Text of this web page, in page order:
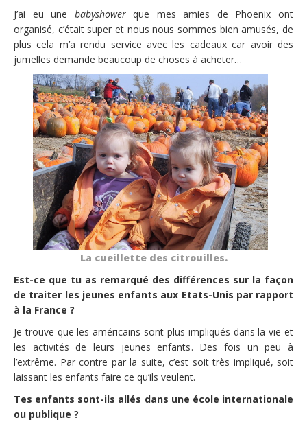
J’ai eu une babyshowerque mes amies de Phoenix ont
organisé, c’était super et nous nous sommes bien amusés, de
plus cela m’a rendu service avec les cadeaux car avoir des
jumelles demande beaucoup de choses à acheter…
La cueillette des citrouilles.
Est-ce que tu as remarqué des différences sur la façon
de traiter les jeunes enfants aux Etats-Unis par rapport
à la France ?
Je trouve que les américains sont plus impliqués dans la vie et
les activités de leurs jeunes enfants. Des fois un peu à
l’extrême. Par contre par la suite, c’est soit très impliqué, soit
laissant les enfants faire ce qu’ils veulent.
Tes enfants sont-ils allés dans une école internationale
ou publique ?